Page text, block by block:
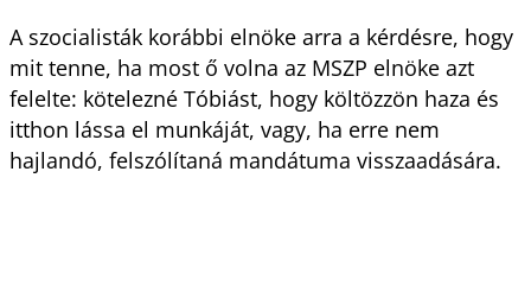
A szocialisták korábbi elnöke arra a kérdésre, hogy
mit tenne, ha most ő volna az MSZP elnöke azt
felelte: kötelezné Tóbiást, hogy költözzön haza és
itthon lássa el munkáját, vagy, ha erre nem
hajlandó, felszólítaná mandátuma visszaadására.